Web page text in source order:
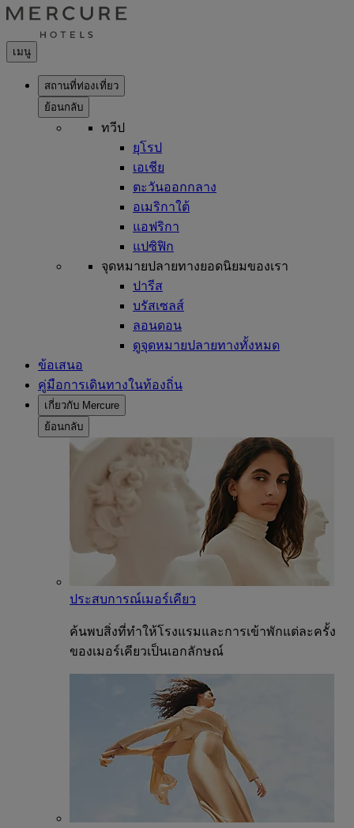
เมนู
สถานที่ท่องเที่ยว
ย้อนกลับ
ทวีป
ยุโรป
เอเชีย
ตะวันออกกลาง
อเมริกาใต้
แอฟริกา
แปซิฟิก
จุดหมายปลายทางยอดนิยมของเรา
ปารีส
บรัสเซลส์
ลอนดอน
ดูจุดหมายปลายทางทั้งหมด
ข้อเสนอ
คู่มือการเดินทางในท้องถิ่น
เกี่ยวกับ Mercure
ย้อนกลับ
ประสบการณ์เมอร์เคียว
ค้นพบสิ่งที่ทำให้โรงแรมและการเข้าพักแต่ละครั้ง
ของเมอร์เคียวเป็นเอกลักษณ์